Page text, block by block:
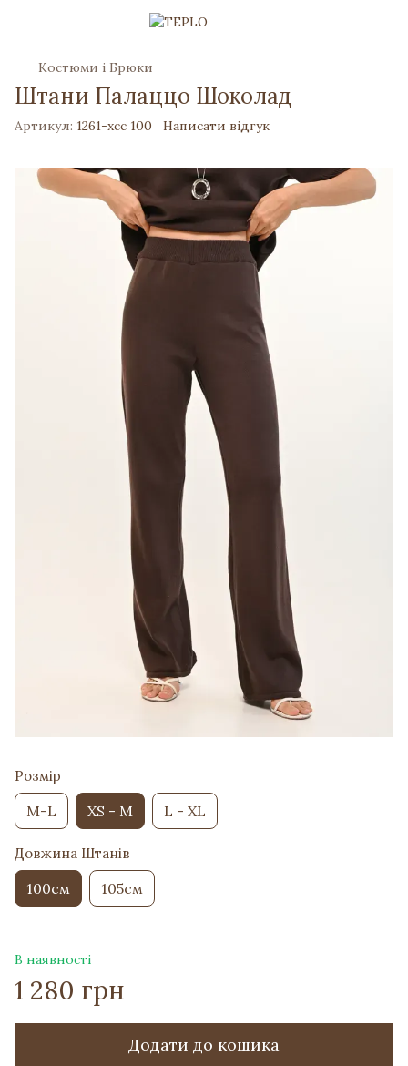
Костюми і Брюки
Штани Палаццо Шоколад
Артикул: 1261-хсс 100 Написати відгук
Розмір
M-L XS - M L - XL
Довжина Штанів
100см 105см
В наявності
1 280 грн
Додати до кошика